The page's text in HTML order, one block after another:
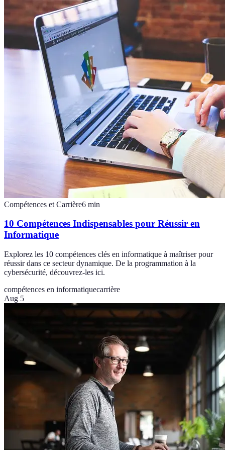
Compétences et Carrière6 min
10 Compétences Indispensables pour Réussir en
Informatique
Explorez les 10 compétences clés en informatique à maîtriser pour
réussir dans ce secteur dynamique. De la programmation à la
cybersécurité, découvrez-les ici.
compétences en informatiquecarrière
Aug 5